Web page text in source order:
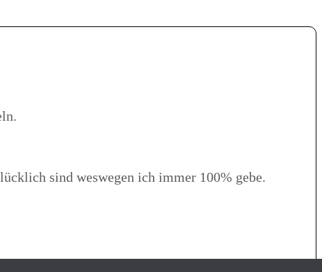
sind weswegen ich immer 100% gebe.